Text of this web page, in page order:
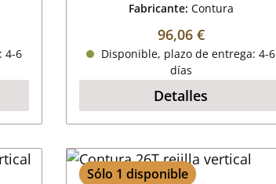
4-6
Fabricante: Contura
Precio normal:
96,06 €
Disponible, plazo de entrega: 4-6
días
Detalles
Sólo 1 disponible